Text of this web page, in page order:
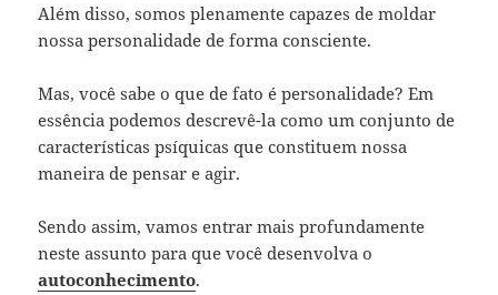
Além disso, somos plenamente capazes de moldar
nossa personalidade de forma consciente.
Mas, você sabe o que de fato é personalidade? Em
essência podemos descrevê-la como um conjunto de
características psíquicas que constituem nossa
maneira de pensar e agir.
Sendo assim, vamos entrar mais profundamente
neste assunto para que você desenvolva o
autoconhecimento.